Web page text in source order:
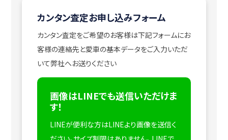
カンタン査定お申し込みフォーム
カンタン査定をご希望のお客様は下記フォームにお
客様の連絡先と愛車の基本データをご入力いただ
いて弊社へお送りください
画像はLINEでも送信いただけま
す！
LINEが便利な方はLINEより画像を送信く